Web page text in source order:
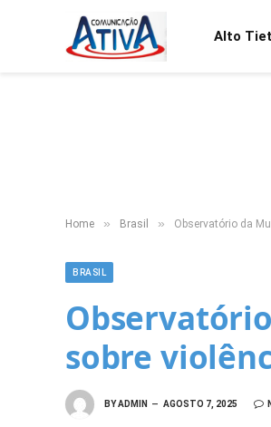
Alto
Home » Brasil » Observatório da
BRASIL
sobre
BYADMIN AGOSTO 7, 2025